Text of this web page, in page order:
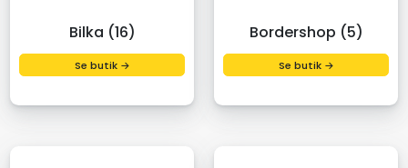
Bilka (16)
Se butik →
Bordershop (5)
Se butik →